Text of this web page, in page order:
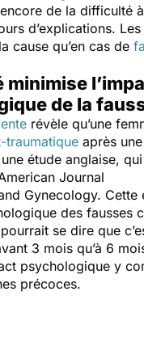
de la difficulté
d’explications.
cause qu’en cas de
minimise
de la
révèle qu’une
traumatique après
une étude anglaise,
Journal
Gynecology. Cette
des fausses
se dire que
3 mois qu’à 6
psychologique y
précoces.